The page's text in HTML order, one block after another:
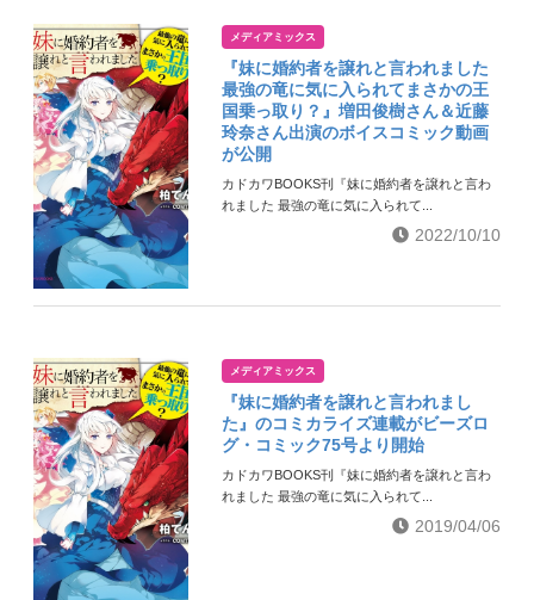
メディアミックス
『妹に婚約者を譲れと言われました
最強の竜に気に入られてまさかの王
国乗っ取り？』増田俊樹さん＆近藤
玲奈さん出演のボイスコミック動画
が公開
カドカワBOOKS刊『妹に婚約者を譲れと言わ
れました 最強の竜に気に入られて...
2022/10/10
メディアミックス
『妹に婚約者を譲れと言われまし
た』のコミカライズ連載がビーズロ
グ・コミック75号より開始
カドカワBOOKS刊『妹に婚約者を譲れと言わ
れました 最強の竜に気に入られて...
2019/04/06